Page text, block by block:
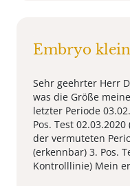
Embryo
Sehr geehrter Herr
was die Größe
letzter Periode
Pos. Test
der vermuteten
(erkennbar) 3. Pos.
Kontrolllinie) Mein